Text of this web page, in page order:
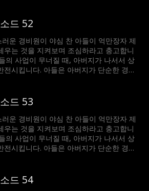
드 52
러운 경비원이 야심 찬 아들이 억만장자 제
우는 것을 지켜보며 조심하라고 충고합니
의 사업이 무너질 때, 아버지가 나서서 상
전시킵니다. 아들은 아버지가 단순한 경비
드 53
러운 경비원이 야심 찬 아들이 억만장자 제
우는 것을 지켜보며 조심하라고 충고합니
의 사업이 무너질 때, 아버지가 나서서 상
전시킵니다. 아들은 아버지가 단순한 경비
드 54